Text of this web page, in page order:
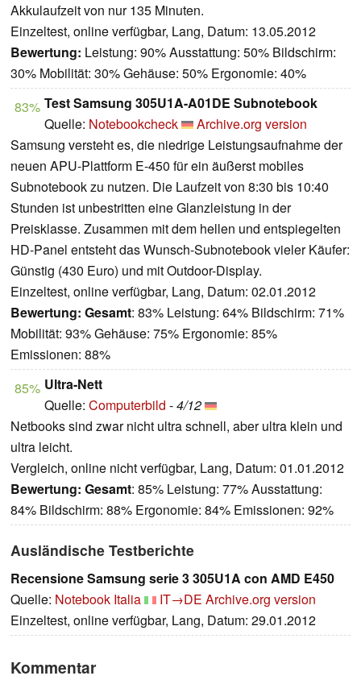
Akkulaufzeit von nur 135 Minuten.
Einzeltest, online verfügbar, Lang, Datum: 13.05.2012
Bewertung: Leistung: 90% Ausstattung: 50% Bildschirm:
30% Mobilität: 30% Gehäuse: 50% Ergonomie: 40%
83% Test Samsung 305U1A-A01DE Subnotebook
Quelle: Notebookcheck
Archive.org version
Samsung versteht es, die niedrige Leistungsaufnahme der
neuen APU-Plattform E-450 für ein äußerst mobiles
Subnotebook zu nutzen. Die Laufzeit von 8:30 bis 10:40
Stunden ist unbestritten eine Glanzleistung in der
Preisklasse. Zusammen mit dem hellen und entspiegelten
HD-Panel entsteht das Wunsch-Subnotebook vieler Käufer:
Günstig (430 Euro) und mit Outdoor-Display.
Einzeltest, online verfügbar, Lang, Datum: 02.01.2012
Bewertung: Gesamt: 83% Leistung: 64% Bildschirm: 71%
Mobilität: 93% Gehäuse: 75% Ergonomie: 85%
Emissionen: 88%
85% Ultra-Nett
Quelle: Computerbild -4/12
Netbooks sind zwar nicht ultra schnell, aber ultra klein und
ultra leicht.
Vergleich, online nicht verfügbar, Lang, Datum: 01.01.2012
Bewertung: Gesamt: 85% Leistung: 77% Ausstattung:
84% Bildschirm: 88% Ergonomie: 84% Emissionen: 92%
Ausländische Testberichte
Recensione Samsung serie 3 305U1A con AMD E450
Quelle: Notebook Italia IT→DE Archive.org version
Einzeltest, online verfügbar, Lang, Datum: 29.01.2012
Kommentar